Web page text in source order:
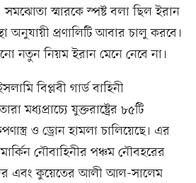
সমঝোতা স্মারকে স্পষ্ট বলা ছিল ইরান
অনুযায়ী প্রণালিটি আবার চালু করবে।
নতুন নিয়ম ইরান মেনে নেবে না।
বিপ্লবী গার্ড বাহিনী
যুক্তরাষ্ট্রের ৮৫টি
ও ড্রোন হামলা চালিয়েছে। এর
নৌবাহিনীর পঞ্চম নৌবহরের
এবং কুয়েতের আলী আল-সালেম